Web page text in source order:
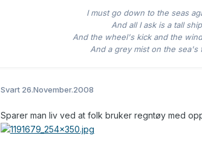
I must go down to the seas
And all I ask is a tall
And the wheel's kick and the
And a grey mist on the sea's
Svart 26.November.2008
Sparer man liv ved at folk bruker regntøy med